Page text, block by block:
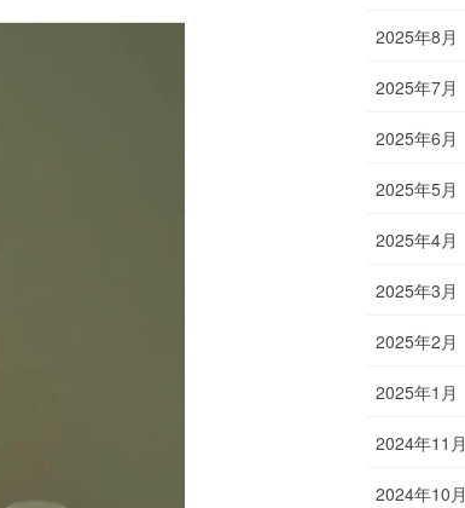
2025年8月
2025年7月
2025年6月
2025年5月
2025年4月
2025年3月
2025年2月
2025年1月
2024年11月
2024年10月